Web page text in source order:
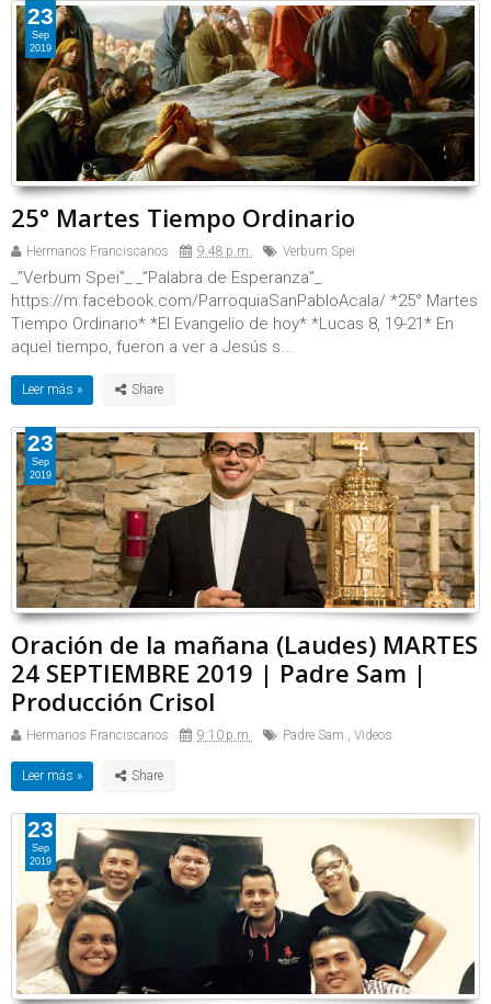
25° Martes Tiempo Ordinario
Hermanos Franciscanos 9:48 p.m. Verbum Spei
_”Verbum Spei”_ _”Palabra de Esperanza”_
https://m.facebook.com/ParroquiaSanPabloAcala/ *25° Martes
Tiempo Ordinario* *El Evangelio de hoy* *Lucas 8, 19-21* En
aquel tiempo, fueron a ver a Jesús s...
Leer más »
23
Sep
2019
Oración de la mañana (Laudes) MARTES
24 SEPTIEMBRE 2019 | Padre Sam |
Producción Crisol
Hermanos Franciscanos 9:10 p.m. Padre Sam , Videos
Leer más »
23
Sep
2019
23
Sep
2019